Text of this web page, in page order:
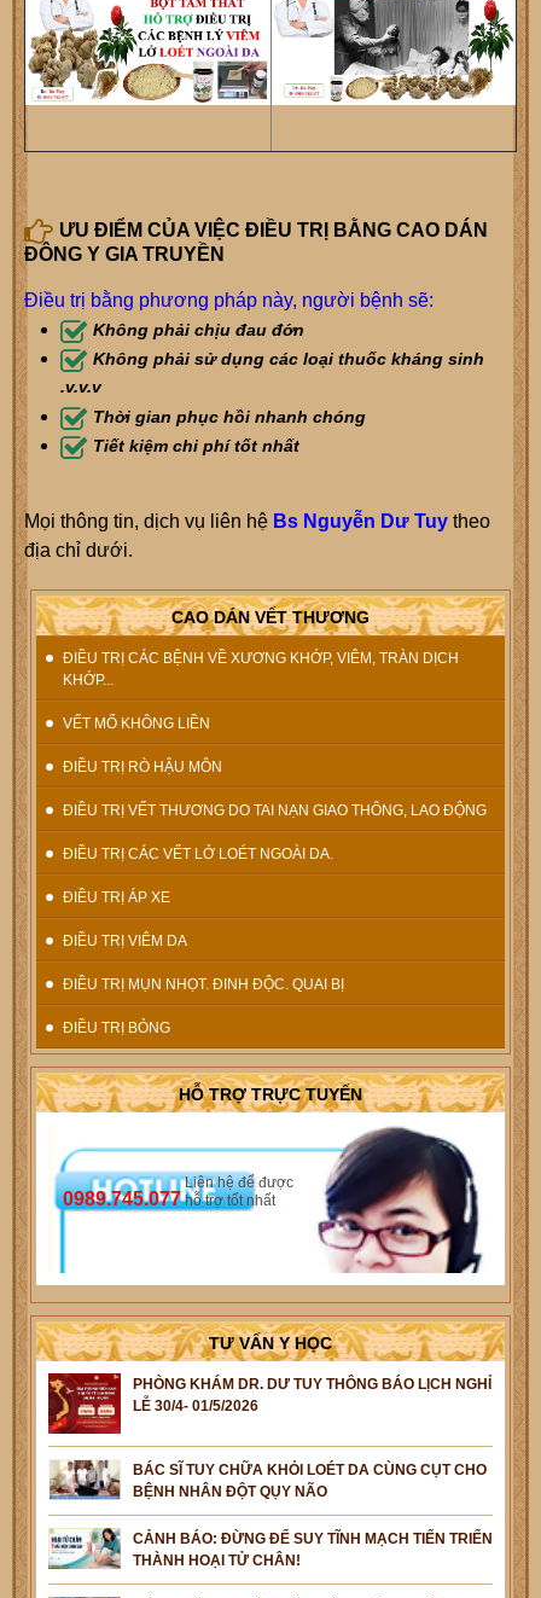
ƯU ĐIỂM CỦA VIỆC ĐIỀU TRỊ BẰNG CAO DÁN
ĐÔNG Y GIA TRUYỀN
Điều trị bằng phương pháp này, người bệnh sẽ:
Không phải chịu đau đớn
Không phải sử dụng các loại thuốc kháng sinh
.v.v.v
Thời gian phục hồi nhanh chóng
Tiết kiệm chi phí tốt nhất
Mọi thông tin, dịch vụ liên hệ Bs Nguyễn Dư Tuy theo
địa chỉ dưới.
CAO DÁN VẾT THƯƠNG
ĐIỀU TRỊ CÁC BỆNH VỀ XƯƠNG KHỚP, VIÊM, TRÀN DỊCH
KHỚP...
VẾT MỔ KHÔNG LIỀN
ĐIỀU TRỊ RÒ HẬU MÔN
ĐIỀU TRỊ VẾT THƯƠNG DO TAI NẠN GIAO THÔNG, LAO ĐỘNG
ĐIỀU TRỊ CÁC VẾT LỞ LOÉT NGOÀI DA.
ĐIỀU TRỊ ÁP XE
ĐIỀU TRỊ VIÊM DA
ĐIỀU TRỊ MỤN NHỌT. ĐINH ĐỘC. QUAI BỊ
ĐIỀU TRỊ BỎNG
HỖ TRỢ TRỰC TUYẾN
0989.745.077
Liên hệ để được
hỗ trợ tốt nhất
TƯ VẤN Y HỌC
PHÒNG KHÁM DR. DƯ TUY THÔNG BÁO LỊCH NGHỈ
LỄ 30/4- 01/5/2026
BÁC SĨ TUY CHỮA KHỎI LOÉT DA CÙNG CỤT CHO
BỆNH NHÂN ĐỘT QỤY NÃO
CẢNH BÁO: ĐỪNG ĐỂ SUY TĨNH MẠCH TIẾN TRIỂN
THÀNH HOẠI TỬ CHÂN!